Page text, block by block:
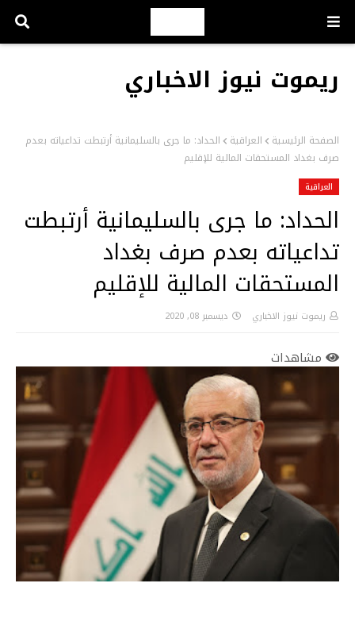
ريموت نيوز الاخباري
الصفحة الرئيسية العراقية
الحداد: ما جرى بالسليمانية أرتبطت تداعياته بعدم
صرف بغداد المستحقات المالية للإقليم
العراقية
الحداد: ما جرى بالسليمانية أرتبطت
تداعياته بعدم صرف بغداد
المستحقات المالية للإقليم
ريموت نيوز الاخباري ديسمبر 08, 2020
مشاهدات